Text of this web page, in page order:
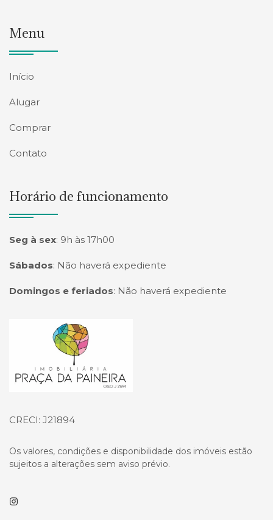
Menu
Início
Alugar
Comprar
Contato
Horário de funcionamento
Seg à sex: 9h às 17h00
Sábados: Não haverá expediente
Domingos e feriados: Não haverá expediente
Página inicial
CRECI: J21894
Os valores, condições e disponibilidade dos imóveis estão
sujeitos a alterações sem aviso prévio.
Instagram